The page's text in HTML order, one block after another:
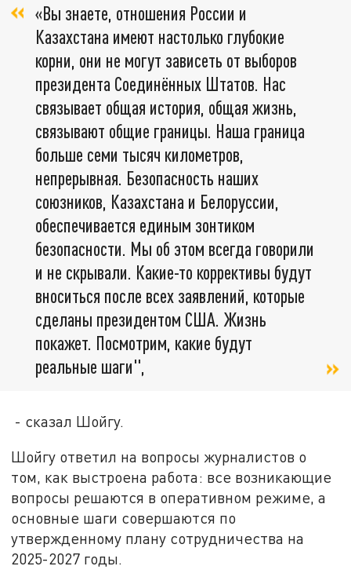
«Вы знаете, отношения России и
Казахстана имеют настолько глубокие
корни, они не могут зависеть от выборов
президента Соединённых Штатов. Нас
связывает общая история, общая жизнь,
связывают общие границы. Наша граница
больше семи тысяч километров,
непрерывная. Безопасность наших
союзников, Казахстана и Белоруссии,
обеспечивается единым зонтиком
безопасности. Мы об этом всегда говорили
и не скрывали. Какие-то коррективы будут
вноситься после всех заявлений, которые
сделаны президентом США. Жизнь
покажет. Посмотрим, какие будут
реальные шаги",
- сказал Шойгу.
Шойгу ответил на вопросы журналистов о
том, как выстроена работа: все возникающие
вопросы решаются в оперативном режиме, а
основные шаги совершаются по
утвержденному плану сотрудничества на
2025-2027 годы.